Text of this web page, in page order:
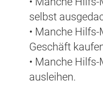
selbst
• Manche
Geschäft
• Manche
ausleihen.